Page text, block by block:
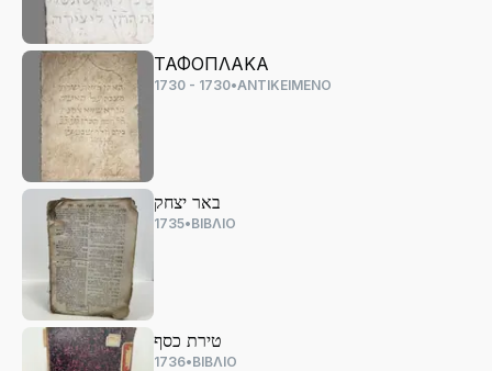
ΤΑΦΟΠΛΑΚΑ
1730 - 1730•ΑΝΤΙΚΕΙΜΕΝΟ
באר יצחק
1735•ΒΙΒΛΙΟ
טירת כסף
1736•ΒΙΒΛΙΟ